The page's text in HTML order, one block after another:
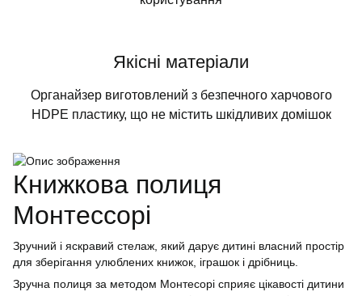
Якісні матеріали
Органайзер виготовлений з безпечного харчового
HDPE пластику, що не містить шкідливих домішок
Книжкова полиця
Монтессорі
Зручний і яскравий стелаж, який дарує дитині власний простір
для зберігання улюблених книжок, іграшок і дрібниць.
Зручна полиця за методом Монтесорі сприяє цікавості дитини